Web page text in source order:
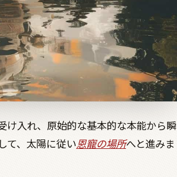
け入れ、原始的な基本的な本能から瞬
て、太陽に従い恩寵の場所へと進みま